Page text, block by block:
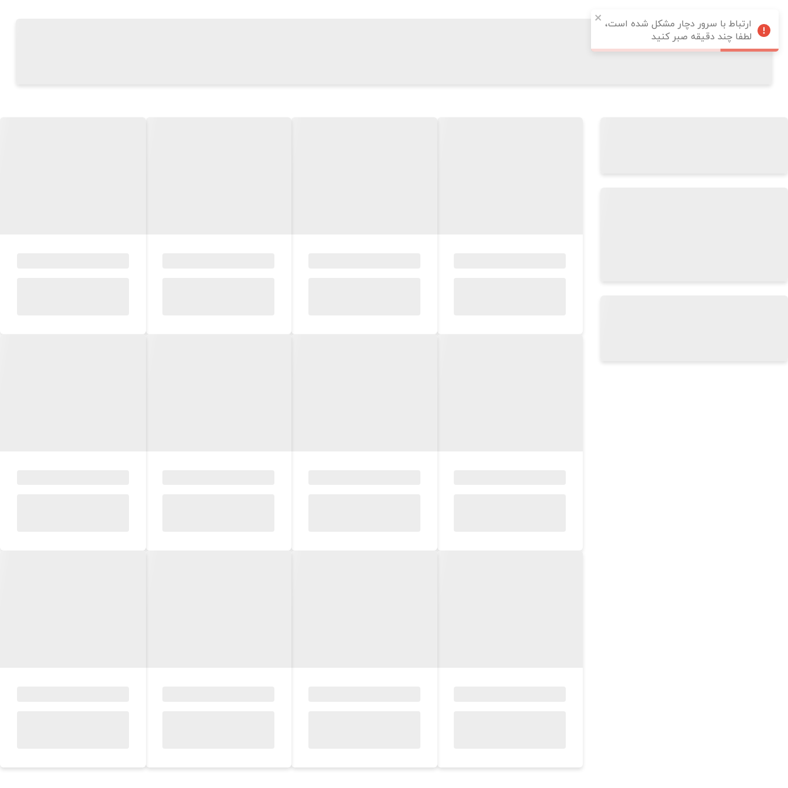
ارتباط با سرور دچار مشکل شده است،
لطفا چند دقیقه صبر کنید